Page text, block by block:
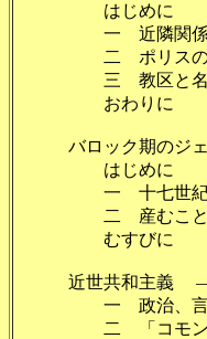
は
一 近隣関係と街
二 ポ
三 教
お
バロック期のジェ
は
一 十七
二 産む
む
近世共和主義 ―「
一 政治
二 「コ